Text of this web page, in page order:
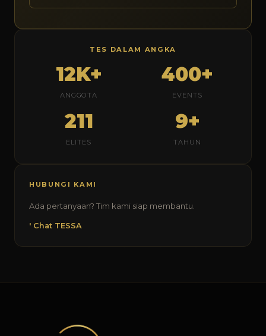
TES DALAM ANGKA
12K+
ANGGOTA
400+
EVENTS
211
ELITES
9+
TAHUN
HUBUNGI KAMI
Ada pertanyaan? Tim kami siap membantu.
' Chat TESSA